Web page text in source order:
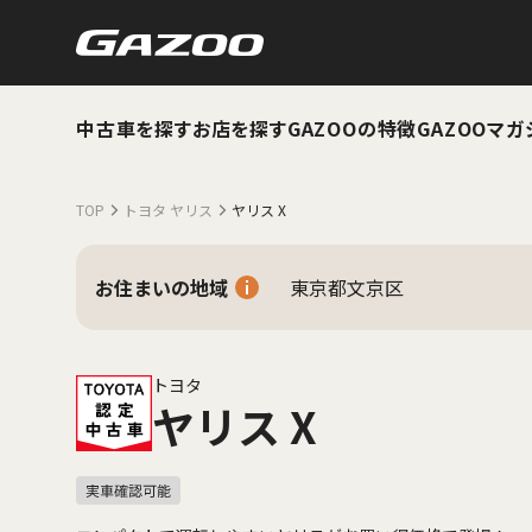
中古車を探すお店を探すGAZOOの特徴GAZOOマガ
TOP トヨタ ヤリス ヤリス X
お住まいの地域 東京都文京区
トヨタ
ヤリス X